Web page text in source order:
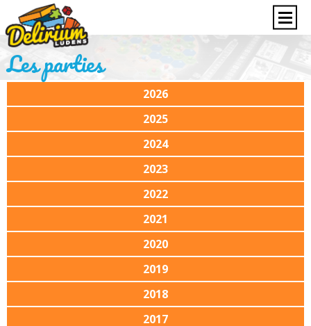
Les parties
2026
2025
2024
2023
2022
2021
2020
2019
2018
2017